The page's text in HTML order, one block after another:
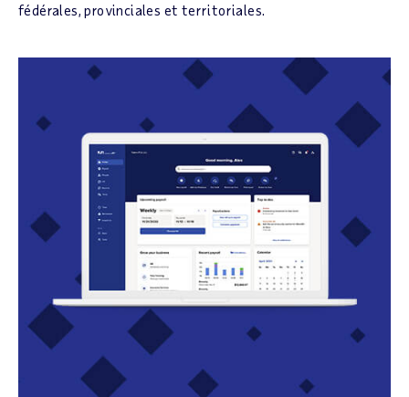
fédérales, provinciales et territoriales.